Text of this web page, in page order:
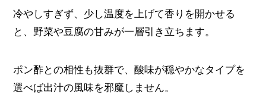
冷やしすぎず、少し温度を上げて香りを開かせる
と、野菜や豆腐の甘みが一層引き立ちます。
ポン酢との相性も抜群で、酸味が穏やかなタイプを
選べば出汁の風味を邪魔しません。